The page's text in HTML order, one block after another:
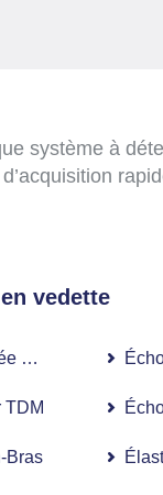
système à
vedette
par tranches
TDM
Bras